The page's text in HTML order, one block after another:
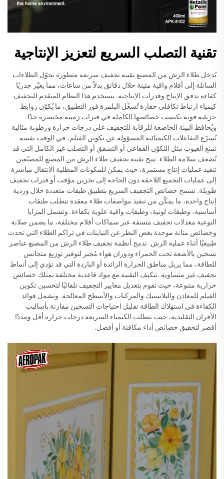
تقنية التصلب السريع لتعزيز الإنتاجية
يُدخل طلاء الرش من المصنع تقنية تجفيف سريعة متطورة تحوّل الطلاءات
السائلة إلى أفلام واقية متينة خلال دقائق بدلاً من ساعات، مما يغيّر جذريًا
كفاءة تدفق الإنتاج وقدرات الإنتاجية. يستخدم هذا النظام المتقدم للتجفيف
كيمياء ارتباط تكافلي حفازة تُشغّل البلمرة فور التطبيق، ما يُكوّن روابط
جزيئية قوية تكتسب خصائصها الكاملة في فترات زمنية مختصرة جدًا.
ويُحافظ البيئة الخاضعة للرقابة للتجفيف على درجات حرارة ورطوبة مثالية
تُسرّع التفاعلات الكيميائية المسؤولة عن تكوين الفيلم، في الوقت نفسه
تمنع العيوب مثل التكوّن الفقاعي أو التشقق أو التصلب غير الكامل التي قد
تُضعف سلامة الطلاء. تتيح تقنية تجفيف طلاء الرش من المصنع للمصنّعين
تنفيذ عمليات إنتاج مستمرة، حيث يمكن للمكونات المطلية الانتقال مباشرة
إلى عمليات التجميع اللاحقة دون الحاجة إلى تخزين مؤقت أو فترات تجفيف
طويلة. تسمح خصائص التجفيف السريع بتطبيق طبقات متعددة خلال وردية
إنتاج واحدة، ما يمكّن من تنفيذ مواصفات طلاء معقدة تتطلب طبقات
أساسية، وطبقات لونية، وطبقات واقية علوية بكفاءة. وتشمل المزايا
النوعية معدلات تجفيف متسقة عبر سماكات أفلام مختلفة، ما يضمن صلابة
وخصائص متانة موحدة بغض النظر عن التباينات في تراكم الطلاء التي تحدث
طبيعيًا أثناء عملية الرش. تدمج أنظمة تجفيف طلاء الرش من المصنع عناصر
تسخين بالأشعة تحت الحمراء ودوران هواء مُجبر لتوفير توزيع متجانس
للطاقة، مما يزيل مناطق الحرارة الزائدة أو الباردة التي قد تؤدي إلى أنماط
تجفيف غير متساوية. تتكيف التقنية مع مواد قاعدية مختلفة تمتلك خصائص
حرارية متنوعة، حيث تقوم بتعديل معايير التجفيف تلقائيًا لتحسين تكوين
الفيلم للمعادن والبلاستيك والمركبات والأسطح المعالجة. وتشمل فوائد
الكفاءة في استهلاك الطاقة تقليل احتياجات التسخين مقارنة بأساليب
الأفران التقليدية، حيث تتطلب الكيمياء السريعة درجات حرارة أقل ومددًا
أقصر لتحقيق خصائص أداء مكافئة أو أفضل.